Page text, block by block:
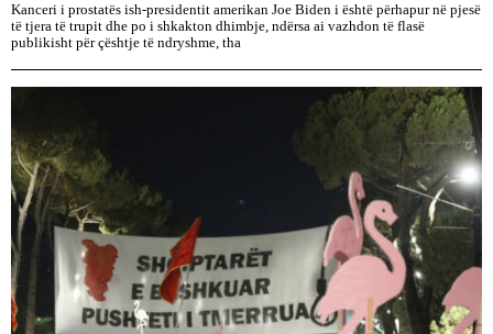
Kanceri i prostatës ish-presidentit amerikan Joe Biden i është përhapur në pjesë
të tjera të trupit dhe po i shkakton dhimbje, ndërsa ai vazhdon të flasë
publikisht për çështje të ndryshme, tha